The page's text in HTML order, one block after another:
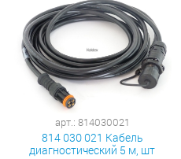
арт.: 814030021
814 030 021 Кабель
диагностический 5 м, шт